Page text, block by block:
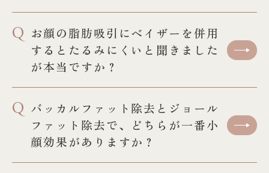
Q お顔の脂肪吸引にベイザーを併用
するとたるみにくいと聞きました
が本当ですか？
Q バッカルファット除去とジョール
ファット除去で、どちらが一番小
顔効果がありますか？